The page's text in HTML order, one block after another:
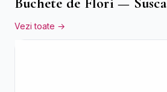
Vezi toate →